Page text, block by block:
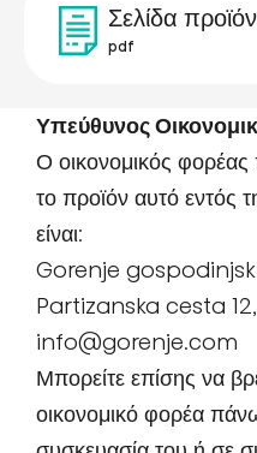
Σελίδα
pdf
Υπεύθυνος
Ο οικονομικός φορέας
το προϊόν αυτό
είναι:
Gorenje
Partizanska cesta
info@gorenje.com
Μπορείτε επίσης να
οικονομικό φορέα